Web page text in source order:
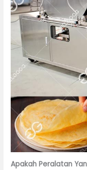
Apakah Peralatan